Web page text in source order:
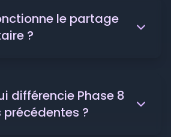
le partage
?
différencie Phase 8
?